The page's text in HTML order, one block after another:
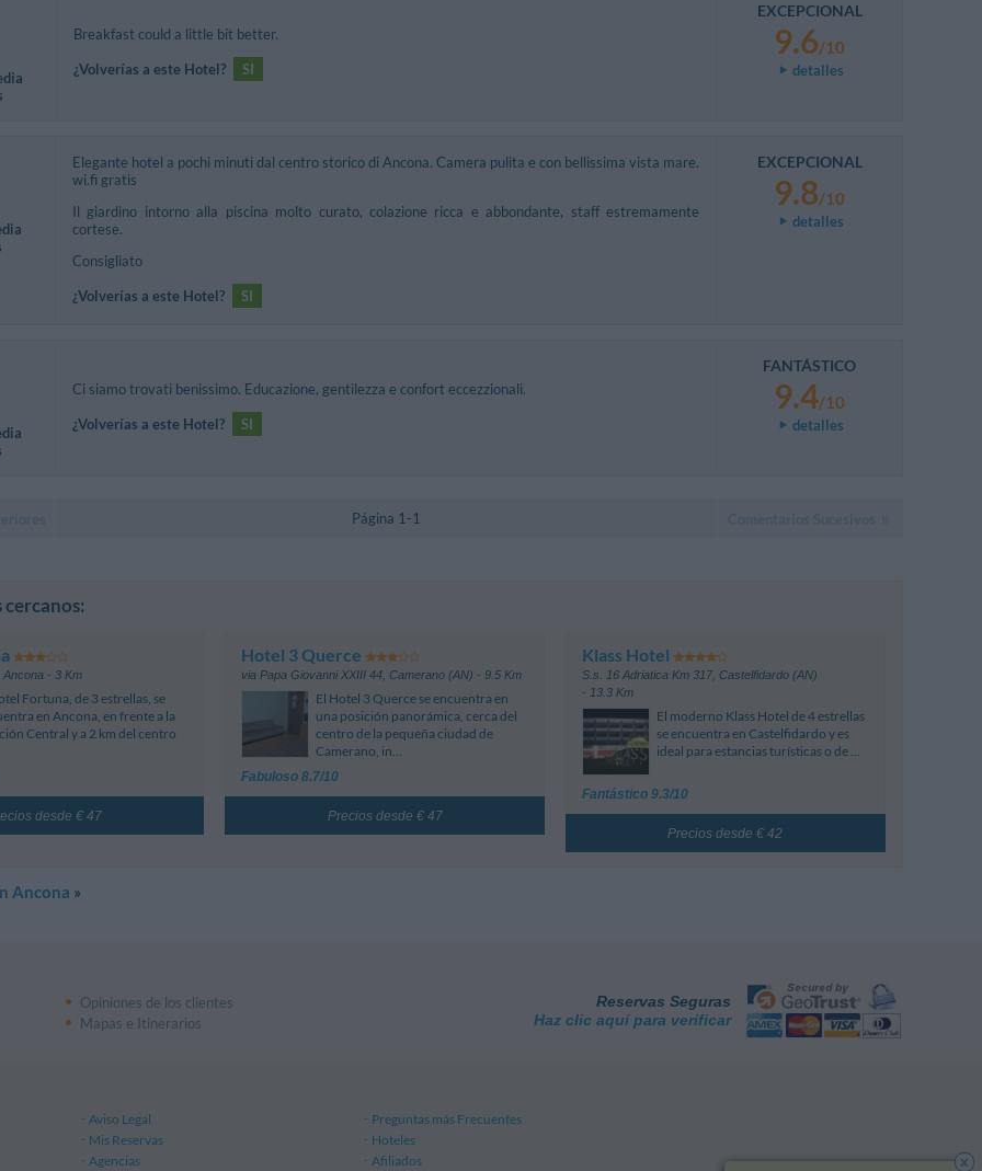
Breakfast could a little bit better.
¿Volverías a este Hotel?
SI
EXCEPCIONAL
9.6/10
detalles
Elegante hotel a pochi minuti dal centro storico di Ancona. Camera pulita e con bellissima vista mare.
wi.fi gratis
Il giardino intorno alla piscina molto curato, colazione ricca e abbondante, staff estremamente
cortese.
Consigliato
¿Volverías a este Hotel?
SI
EXCEPCIONAL
9.8/10
detalles
Ci siamo trovati benissimo. Educazione, gentilezza e confort eccezzionali.
¿Volverías a este Hotel?
SI
FANTÁSTICO
9.4/10
detalles
Página 1-1
,Ancona - 3 Km
Fortuna, de 3 estrellas, se
en Ancona, en frente a la
Central y a 2 km del centro
desde € 47
Hotel 3 Querce
via Papa Giovanni XXIII 44 Camerano (AN) - 9.5 Km
El Hotel 3 Querce se encuentra en
una posición panorámica, cerca del
centro de la pequeña ciudad de
Camerano, in...
Fabuloso 8.7/10
Precios desde € 47
Klass Hotel
S.s. 16 Adriatica Km 317, Castelfidardo (AN)
- 13.3 Km
El moderno Klass Hotel de 4 estrellas
se encuentra en Castelfidardo y es
ideal para estancias turísticas o de ...
Fantástico 9.3/10
Precios desde € 42
Ancona »
Opiniones de los clientes
Mapas e Itinerarios
Reservas Seguras
Haz clic aquí para verificar
Aviso Legal
Preguntas más Frecuentes
Mis Reservas
Hoteles
Agencias Afiliados
x